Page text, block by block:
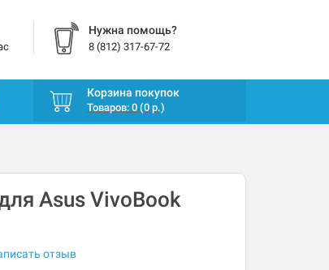
Нужна помощь?
8 (812) 317-67-72
Корзина покупок
Товаров: 0 (0 р.)
Asus VivoBook
отзыв